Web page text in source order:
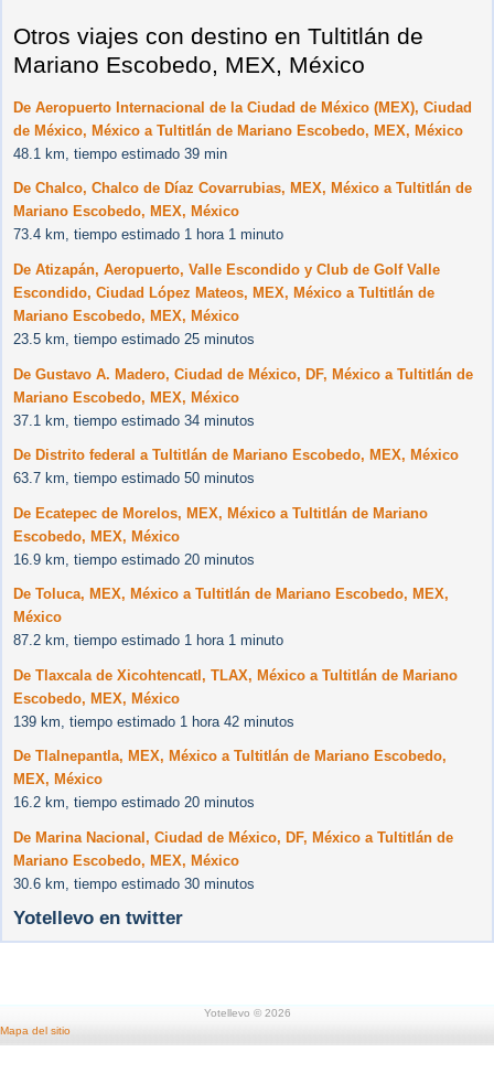
Otros viajes con destino en Tultitlán de
Mariano Escobedo, MEX, México
De Aeropuerto Internacional de la Ciudad de México (MEX), Ciudad
de México, México a Tultitlán de Mariano Escobedo, MEX, México
48.1 km, tiempo estimado 39 min
De Chalco, Chalco de Díaz Covarrubias, MEX, México a Tultitlán de
Mariano Escobedo, MEX, México
73.4 km, tiempo estimado 1 hora 1 minuto
De Atizapán, Aeropuerto, Valle Escondido y Club de Golf Valle
Escondido, Ciudad López Mateos, MEX, México a Tultitlán de
Mariano Escobedo, MEX, México
23.5 km, tiempo estimado 25 minutos
De Gustavo A. Madero, Ciudad de México, DF, México a Tultitlán de
Mariano Escobedo, MEX, México
37.1 km, tiempo estimado 34 minutos
De Distrito federal a Tultitlán de Mariano Escobedo, MEX, México
63.7 km, tiempo estimado 50 minutos
De Ecatepec de Morelos, MEX, México a Tultitlán de Mariano
Escobedo, MEX, México
16.9 km, tiempo estimado 20 minutos
De Toluca, MEX, México a Tultitlán de Mariano Escobedo, MEX,
México
87.2 km, tiempo estimado 1 hora 1 minuto
De Tlaxcala de Xicohtencatl, TLAX, México a Tultitlán de Mariano
Escobedo, MEX, México
139 km, tiempo estimado 1 hora 42 minutos
De Tlalnepantla, MEX, México a Tultitlán de Mariano Escobedo,
MEX, México
16.2 km, tiempo estimado 20 minutos
De Marina Nacional, Ciudad de México, DF, México a Tultitlán de
Mariano Escobedo, MEX, México
30.6 km, tiempo estimado 30 minutos
Yotellevo en twitter
Yotellevo © 2026
Mapa del sitio